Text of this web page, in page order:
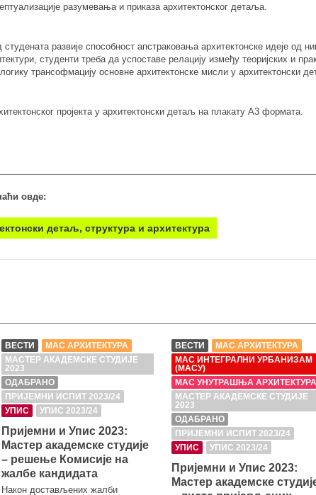
разумевања и приказа архитектонског детаља.
развије способност апстраковања архитектонске идеје од
студенти треба да успоставе релацију између теоријских и
трансофмацију основне архитектонске мисли у архитектонски
пројекта у архитектонски детаљ на плакату А3 формата.
овде:
детаљ, структура и архитектура
ВЕСТИ
МАС АРХИТЕКТУРА
МАСТЕР АКАДЕМСКЕ СТУДИЈЕ
2023
ОДАБРАНО
ПРИЈЕМНИ ИСПИТ 2023/24
УПИС
УПИС 2023/24
Пријемни и Упис 2023:
Мастер академске студије
– решење Комисије на
жалбе кандидата
Након достављених жалби
ВЕСТИ
МАС АРХИТЕКТУРА
МАС ИНТЕГРАЛНИ УРБАНИЗАМ
(МАСУ)
МАС УНУТРАШЊА АРХИТЕКТУРА
МАСТЕР АКАДЕМСКЕ СТУДИЈЕ
2023
ОДАБРАНО
ПРИЈЕМНИ ИСПИТ 2023/24
УПИС
УПИС 2023/24
Пријемни и Упис 2023:
Мастер академске